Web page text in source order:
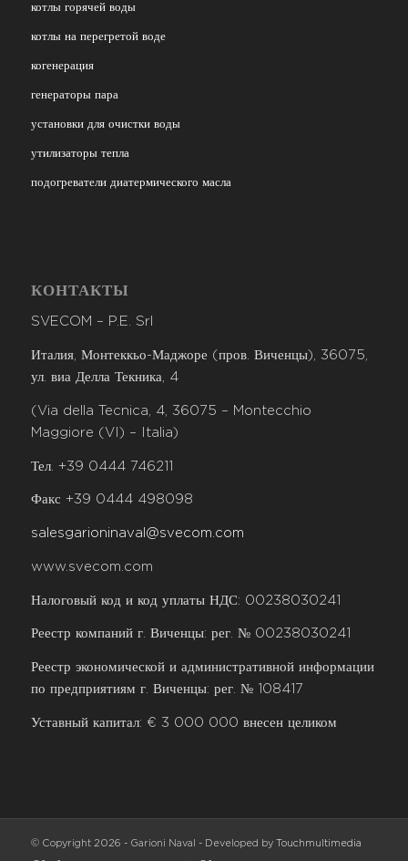
котлы горячей воды
котлы на перегретой воде
когенерация
генераторы пара
установки для очистки воды
утилизаторы тепла
подогреватели диатермического масла
КОНТАКТЫ
SVECOM – P.E. Srl
Италия, Монтеккьо-Маджоре (пров. Виченцы), 36075,
ул. виа Делла Текника, 4
(Via della Tecnica, 4, 36075 – Montecchio
Maggiore (VI) – Italia)
Тел. +39 0444 746211
Факс +39 0444 498098
salesgarioninaval@svecom.com
www.svecom.com
Налоговый код и код уплаты НДС: 00238030241
Реестр компаний г. Виченцы: рег. № 00238030241
Реестр экономической и административной информации
по предприятиям г. Виченцы: рег. № 108417
Уставный капитал: € 3 000 000 внесен целиком
© Copyright 2026 - Garioni Naval - Developed by Touchmultimedia